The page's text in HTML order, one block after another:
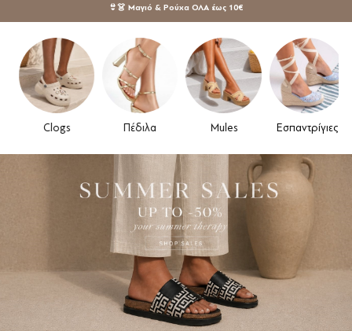
👙👗 Μαγιό & Ρούχα ΟΛΑ έως 10€
Clogs Πέδιλα Mules Εσπαντρίγιες